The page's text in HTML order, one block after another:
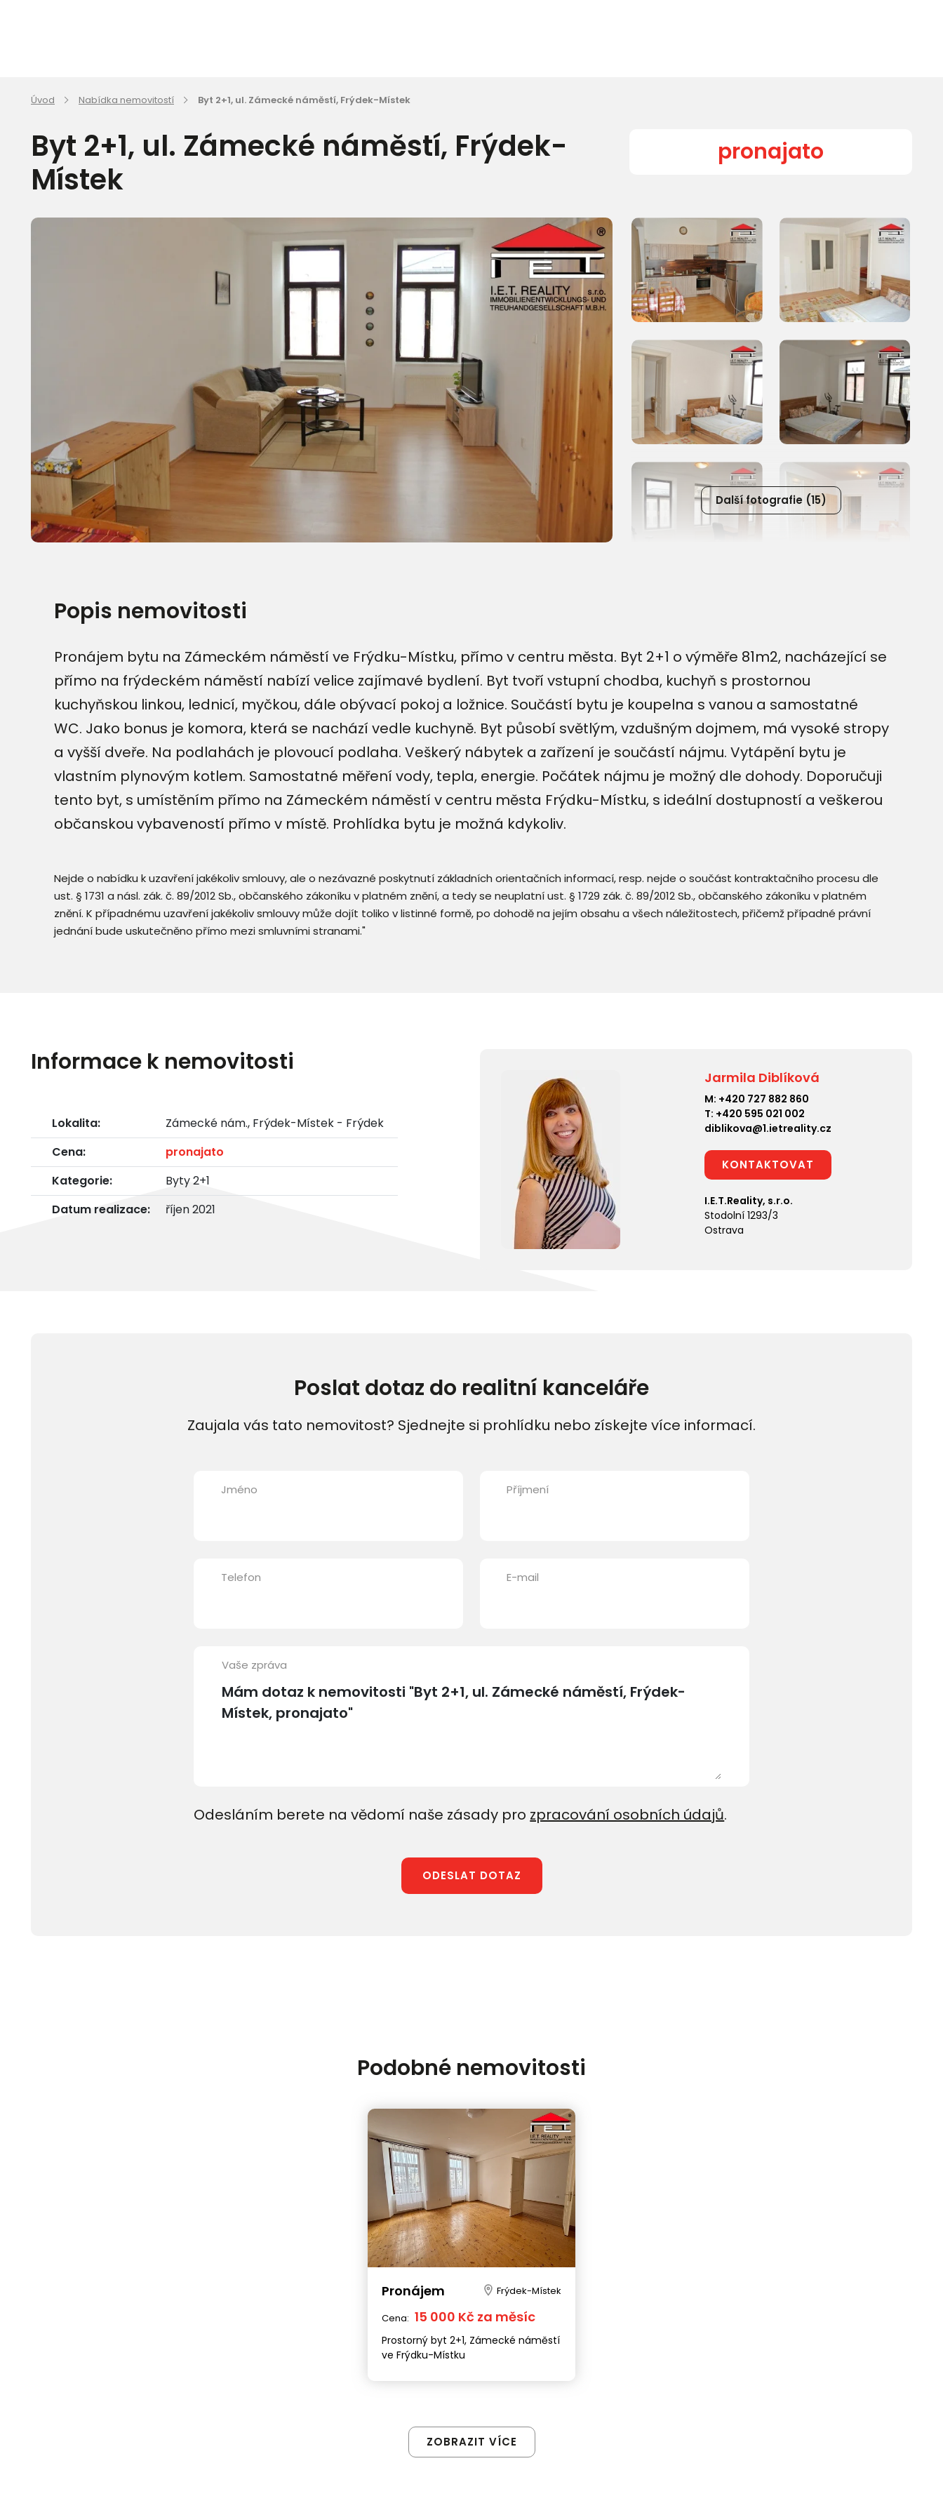
Úvod Nabídka nemovitostí Byt 2+1, ul. Zámecké náměstí, Frýdek-Místek
Byt 2+1, ul. Zámecké náměstí, Frýdek-
Místek
pronajato
Další fotografie (15)
Popis nemovitosti
Pronájem bytu na Zámeckém náměstí ve Frýdku-Místku, přímo v centru města. Byt 2+1 o výměře 81m2, nacházející se
přímo na frýdeckém náměstí nabízí velice zajímavé bydlení. Byt tvoří vstupní chodba, kuchyň s prostornou
kuchyňskou linkou, lednicí, myčkou, dále obývací pokoj a ložnice. Součástí bytu je koupelna s vanou a samostatné
WC. Jako bonus je komora, která se nachází vedle kuchyně. Byt působí světlým, vzdušným dojmem, má vysoké stropy
a vyšší dveře. Na podlahách je plovoucí podlaha. Veškerý nábytek a zařízení je součástí nájmu. Vytápění bytu je
vlastním plynovým kotlem. Samostatné měření vody, tepla, energie. Počátek nájmu je možný dle dohody. Doporučuji
tento byt, s umístěním přímo na Zámeckém náměstí v centru města Frýdku-Místku, s ideální dostupností a veškerou
občanskou vybaveností přímo v místě. Prohlídka bytu je možná kdykoliv.
Nejde o nabídku k uzavření jakékoliv smlouvy, ale o nezávazné poskytnutí základních orientačních informací, resp. nejde o součást kontraktačního procesu dle
ust. § 1731 a násl. zák. č. 89/2012 Sb., občanského zákoníku v platném znění, a tedy se neuplatní ust. § 1729 zák. č. 89/2012 Sb., občanského zákoníku v platném
znění. K případnému uzavření jakékoliv smlouvy může dojít toliko v listinné formě, po dohodě na jejím obsahu a všech náležitostech, přičemž případné právní
jednání bude uskutečněno přímo mezi smluvními stranami."
Informace k nemovitosti
Lokalita:
Zámecké nám., Frýdek-Místek - Frýdek
Cena:
pronajato
Kategorie:
Byty 2+1
Datum realizace:
říjen 2021
Jarmila Diblíková
M: +420 727 882 860
T: +420 595 021 002
diblikova@1.ietreality.cz
KONTAKTOVAT
I.E.T.Reality, s.r.o.
Stodolní 1293/3
Ostrava
Poslat dotaz do realitní kanceláře
Zaujala vás tato nemovitost? Sjednejte si prohlídku nebo získejte více informací.
Jméno Příjmení
Telefon E-mail
Vaše zpráva
Odesláním berete na vědomí naše zásady pro zpracování osobních údajů.
ODESLAT DOTAZ
Podobné nemovitosti
Pronájem Frýdek-Místek
Cena: 15 000 Kč za měsíc
Prostorný byt 2+1, Zámecké náměstí
ve Frýdku-Místku
ZOBRAZIT VÍCE